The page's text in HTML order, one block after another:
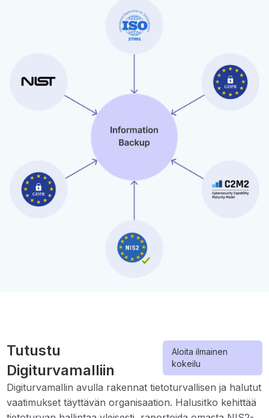
Tutustu
Digiturvamalliin
Aloita ilmainen
kokeilu
Digiturvamallin avulla rakennat tietoturvallisen ja halutut
vaatimukset täyttävän organisaation. Halusitko kehittää